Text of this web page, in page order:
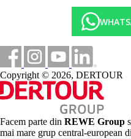
Copyright © 2026, DERTOUR
Facem parte din REWE Group
mai mare grup central-european